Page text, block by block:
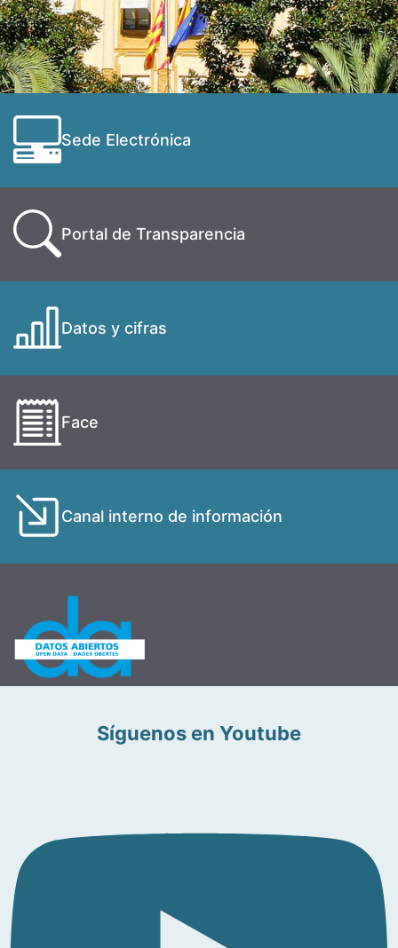
Sede Electrónica
Portal de Transparencia
Datos y cifras
Face
Canal interno de información
Síguenos en Youtube